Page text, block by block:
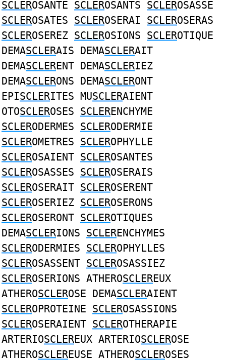
SCLEROSANTE SCLEROSANTS SCLEROSASSE
SCLEROSATES SCLEROSERAI SCLEROSERAS
SCLEROSEREZ SCLEROSIONS SCLEROTIQUE
DEMASCLERAIS DEMASCLERAIT
DEMASCLERENT DEMASCLERIEZ
DEMASCLERONS DEMASCLERONT
EPISCLERITES MUSCLERAIENT
OTOSCLEROSES SCLERENCHYME
SCLERODERMES SCLERODERMIE
SCLEROMETRES SCLEROPHYLLE
SCLEROSAIENT SCLEROSANTES
SCLEROSASSES SCLEROSERAIS
SCLEROSERAIT SCLEROSERENT
SCLEROSERIEZ SCLEROSERONS
SCLEROSERONT SCLEROTIQUES
DEMASCLERIONS SCLERENCHYMES
SCLERODERMIES SCLEROPHYLLES
SCLEROSASSENT SCLEROSASSIEZ
SCLEROSERIONS ATHEROSCLEREUX
ATHEROSCLEROSE DEMASCLERAIENT
SCLEROPROTEINE SCLEROSASSIONS
SCLEROSERAIENT SCLEROTHERAPIE
ARTERIOSCLEREUX ARTERIOSCLEROSE
ATHEROSCLEREUSE ATHEROSCLEROSES